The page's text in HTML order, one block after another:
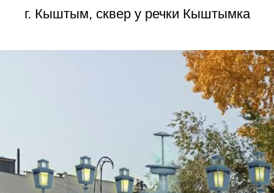
г. Кыштым, сквер у речки Кыштымка